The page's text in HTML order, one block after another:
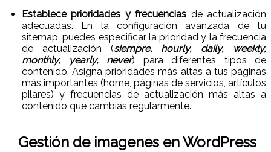
Establece prioridades y frecuencias de actualización
adecuadas. En la configuración avanzada de tu
sitemap, puedes especificar la prioridad y la frecuencia
de actualización (siempre, hourly, daily, weekly,
monthly, yearly, never) para diferentes tipos de
contenido. Asigna prioridades más altas a tus páginas
más importantes (home, páginas de servicios, artículos
pilares) y frecuencias de actualización más altas a
contenido que cambias regularmente.
Gestión de imagenes en WordPress